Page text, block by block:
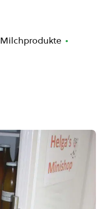
Milchprodukte